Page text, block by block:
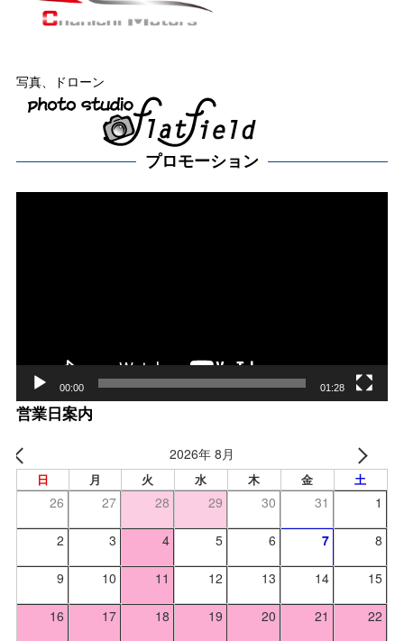
写真、ドローン
プロモーション
00:00 01:28
営業日案内
2026年 8月
日 月 火 水 木 金 土
26 27 28 29 30 31 1
2 3 4 5 6 7 8
9 10 11 12 13 14 15
16 17 18 19 20 21 22